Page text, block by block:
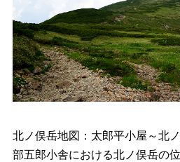
北ノ俣岳地図：太郎平小屋～北
部五郎小舎における北ノ俣岳の